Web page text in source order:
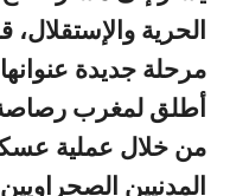
مرحلة جديدة
أطلق لمغرب
من خلال عملية
المدنيين